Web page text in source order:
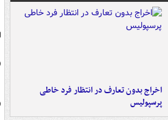
اخراج بدون تعارف در انتظار فرد خاطی
پرسپولیس